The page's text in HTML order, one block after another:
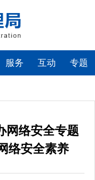
服务 互动 专题
网络安全专题
络安全素养